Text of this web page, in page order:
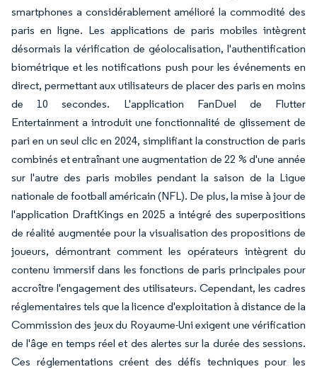
smartphones a considérablement amélioré la commodité des
paris en ligne. Les applications de paris mobiles intègrent
désormais la vérification de géolocalisation, l'authentification
biométrique et les notifications push pour les événements en
direct, permettant aux utilisateurs de placer des paris en moins
de 10 secondes. L'application FanDuel de Flutter
Entertainment a introduit une fonctionnalité de glissement de
pari en un seul clic en 2024, simplifiant la construction de paris
combinés et entraînant une augmentation de 22 % d'une année
sur l'autre des paris mobiles pendant la saison de la Ligue
nationale de football américain (NFL). De plus, la mise à jour de
l'application DraftKings en 2025 a intégré des superpositions
de réalité augmentée pour la visualisation des propositions de
joueurs, démontrant comment les opérateurs intègrent du
contenu immersif dans les fonctions de paris principales pour
accroître l'engagement des utilisateurs. Cependant, les cadres
réglementaires tels que la licence d'exploitation à distance de la
Commission des jeux du Royaume-Uni exigent une vérification
de l'âge en temps réel et des alertes sur la durée des sessions.
Ces réglementations créent des défis techniques pour les